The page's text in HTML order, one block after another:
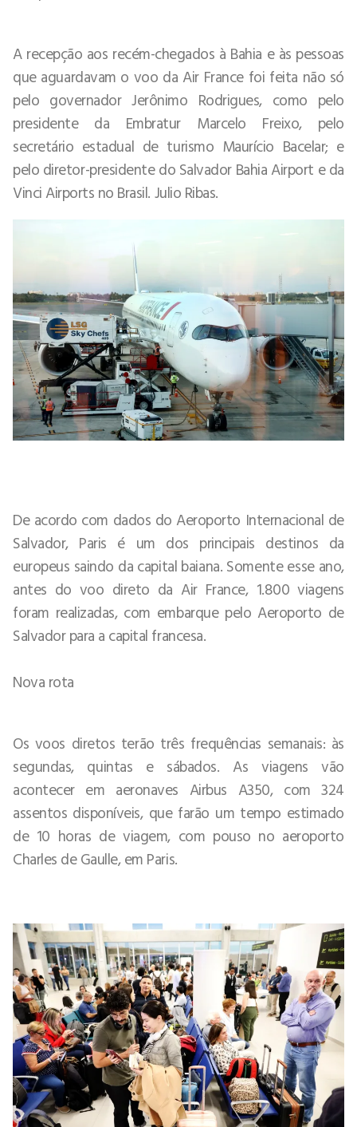
A recepção aos recém-chegados à Bahia e às pessoas
que aguardavam o voo da Air France foi feita não só
pelo governador Jerônimo Rodrigues, como pelo
presidente da Embratur Marcelo Freixo, pelo
secretário estadual de turismo Maurício Bacelar; e
pelo diretor-presidente do Salvador Bahia Airport e da
Vinci Airports no Brasil. Julio Ribas.
De acordo com dados do Aeroporto Internacional de
Salvador, Paris é um dos principais destinos da
europeus saindo da capital baiana. Somente esse ano,
antes do voo direto da Air France, 1.800 viagens
foram realizadas, com embarque pelo Aeroporto de
Salvador para a capital francesa.
Nova rota
Os voos diretos terão três frequências semanais: às
segundas, quintas e sábados. As viagens vão
acontecer em aeronaves Airbus A350, com 324
assentos disponíveis, que farão um tempo estimado
de 10 horas de viagem, com pouso no aeroporto
Charles de Gaulle, em Paris.